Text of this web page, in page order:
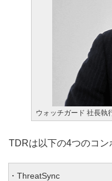
ウォッチガード 社長執
TDRは以下の4つのコン
・ThreatSync